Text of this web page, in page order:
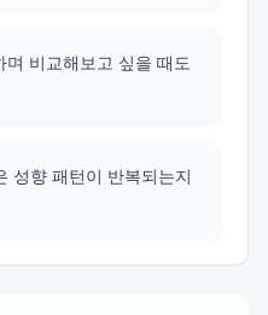
며 비교해보고 싶을 때도
성향 패턴이 반복되는지